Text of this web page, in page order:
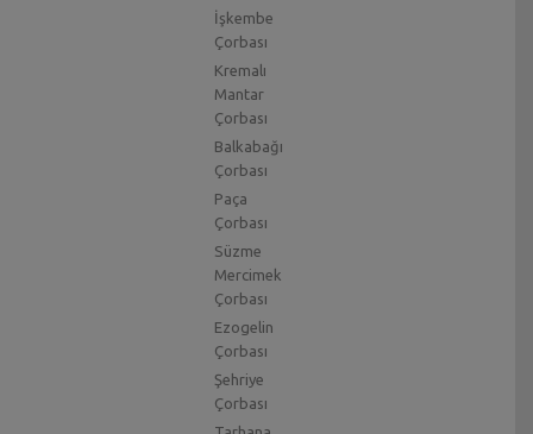
İşkembe
Çorbası
Kremalı
Mantar
Çorbası
Balkabağı
Çorbası
Paça
Çorbası
Süzme
Mercimek
Çorbası
Ezogelin
Çorbası
Şehriye
Çorbası